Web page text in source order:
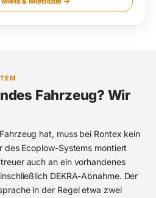
Fahrzeug? Wir
hat, muss bei Rontex kein
des Ecoplow-Systems montiert
auch an ein vorhandenes
DEKRA-Abnahme. Der
in der Regel etwa zwei